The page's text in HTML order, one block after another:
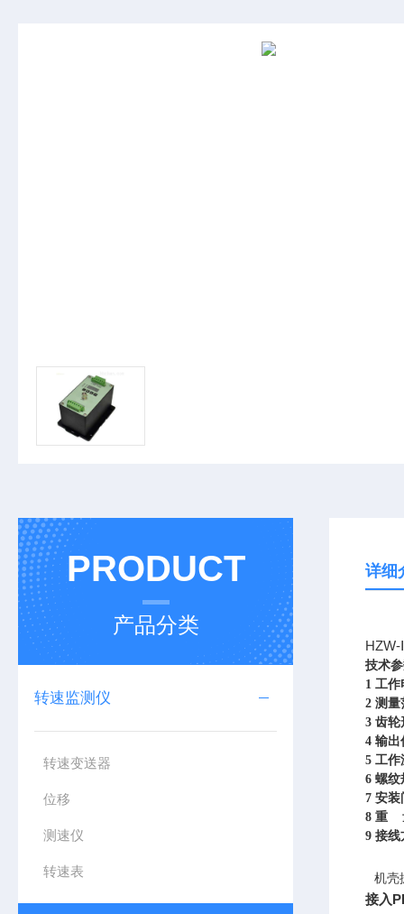
PRODUCT
产品分类
转速监测仪
转速变送器
位移
测速仪
转速表
详细
HZW-
技术
1 工作
2 测量
3 齿轮
4 输出
5 工作
6 螺纹
7 安装
8 重
9 接线
机壳
接入